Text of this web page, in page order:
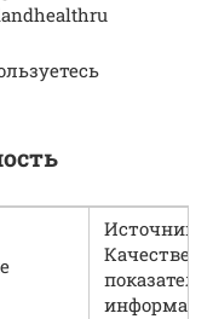
Источник /